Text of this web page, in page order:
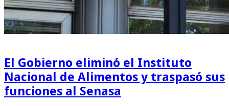
El Gobierno eliminó el Instituto
Nacional de Alimentos y traspasó sus
funciones al Senasa